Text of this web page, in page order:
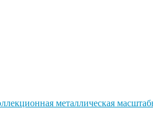
металлическая